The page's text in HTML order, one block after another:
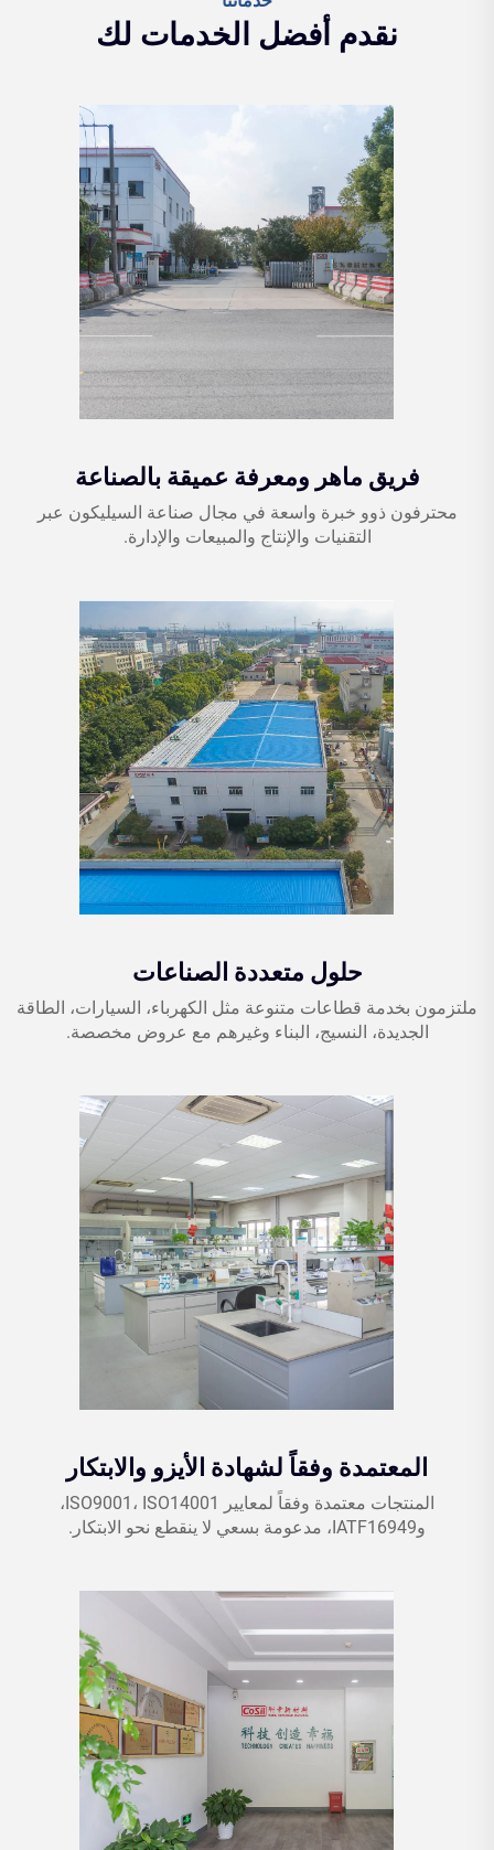
نقدم أفضل الخدمات لك
فريق ماهر ومعرفة عميقة بالصناعة
محترفون ذوو خبرة واسعة في مجال صناعة السيليكون عبر
التقنيات والإنتاج والمبيعات والإدارة.
حلول متعددة الصناعات
ملتزمون بخدمة قطاعات متنوعة مثل الكهرباء، السيارات، الطاقة
الجديدة، النسيج، البناء وغيرهم مع عروض مخصصة.
المعتمدة وفقاً لشهادة الأيزو والابتكار
المنتجات معتمدة وفقاً لمعايير ISO9001، ISO14001،
وIATF16949، مدعومة بسعي لا ينقطع نحو الابتكار.